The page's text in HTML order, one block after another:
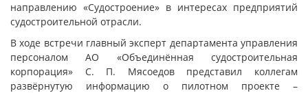
направлению «Судостроение» в интересах предприятий
судостроительной отрасли.
В ходе встречи главный эксперт департамента управления
персоналом АО «Объединённая судостроительная
корпорация» С. П. Мясоедов представил коллегам
развёрнутую информацию о пилотном проекте –